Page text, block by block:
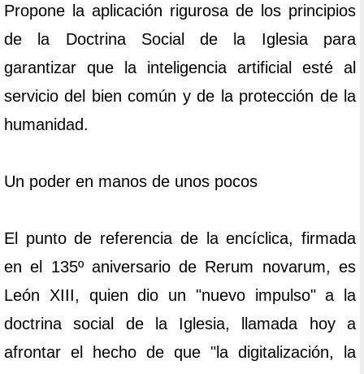
Propone la aplicación rigurosa de los principios
de la Doctrina Social de la Iglesia para
garantizar que la inteligencia artificial esté al
servicio del bien común y de la protección de la
humanidad.
Un poder en manos de unos pocos
El punto de referencia de la encíclica, firmada
en el 135º aniversario de Rerum novarum, es
León XIII, quien dio un "nuevo impulso" a la
doctrina social de la Iglesia, llamada hoy a
afrontar el hecho de que "la digitalización, la